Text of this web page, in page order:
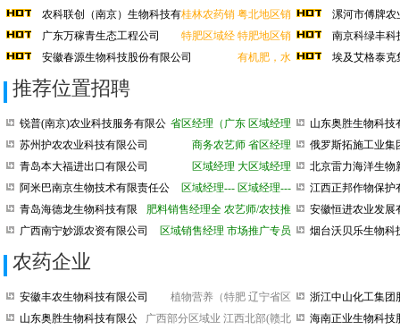
桂林农药销 粤北地区销
农科联创（南京）生物科技有
限公
特肥区域经 特肥地区销
广东万稼青生态工程公司
有机肥，水
安徽春源生物科技股份有限公司
漯河市傅牌农
南京科绿丰科
埃及艾格泰克
推荐位置招聘
省区经理（广东 区域经理
锐普(南京)农业科技服务有限公
司
商务农艺师 省区经理
苏州护农农业科技有限公司
区域经理 大区域经理
青岛本大福进出口有限公司
区域经理--- 区域经理---
阿米巴南京生物技术有限责任公
司
肥料销售经理全 农艺师/农技推
青岛海德龙生物科技有限
公司
区域销售经理 市场推广专员
广西南宁妙源农资有限公司
山东奥胜生物科技
司 俄罗斯拓施工业集
北京雷力海洋生物
股份有限公司
江西正邦作物保护
安徽恒进农业发展
烟台沃贝乐生物科
农药企业
植物营养（特肥 辽宁省区
安徽丰农生物科技有限公司
广西部分区域业 江西北部(赣北
山东奥胜生物科技有限公
浙江中山化工集团
限公司
海南正业生物科技